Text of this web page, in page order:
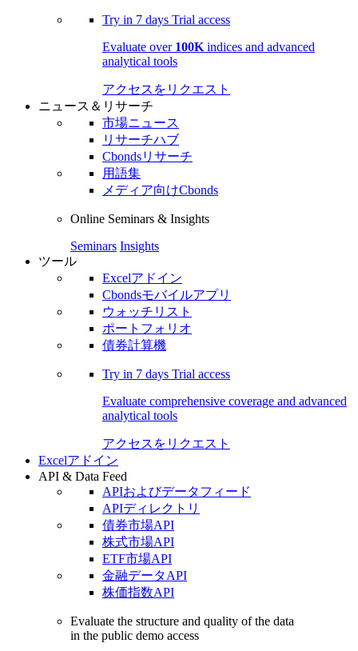
Try in 7 days Trial access
Evaluate over 100K indices and advanced
analytical tools
アクセスをリクエスト
ニュース＆リサーチ
市場ニュース
リサーチハブ
Cbondsリサーチ
用語集
メディア向けCbonds
Online Seminars & Insights
Seminars Insights
ツール
Excelアドイン
Cbondsモバイルアプリ
ウォッチリスト
ポートフォリオ
債券計算機
Try in 7 days Trial access
Evaluate comprehensive coverage and advanced
analytical tools
アクセスをリクエスト
Excelアドイン
API & Data Feed
APIおよびデータフィード
APIディレクトリ
債券市場API
株式市場API
ETF市場API
金融データAPI
株価指数API
Evaluate the structure and quality of the data
in the public demo access